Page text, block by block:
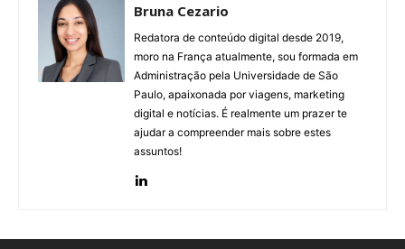
Bruna Cezario
Redatora de conteúdo digital desde 2019,
moro na França atualmente, sou formada em
Administração pela Universidade de São
Paulo, apaixonada por viagens, marketing
digital e notícias. É realmente um prazer te
ajudar a compreender mais sobre estes
assuntos!